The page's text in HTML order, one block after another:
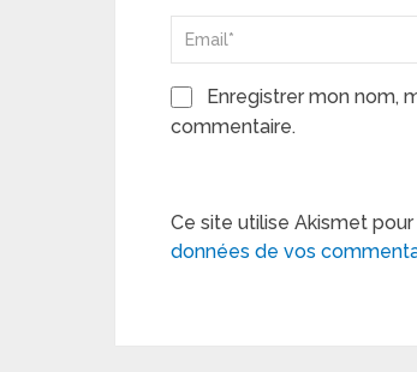
Enregistrer mon nom,
commentaire.
Ce site utilise Akismet
données de vos